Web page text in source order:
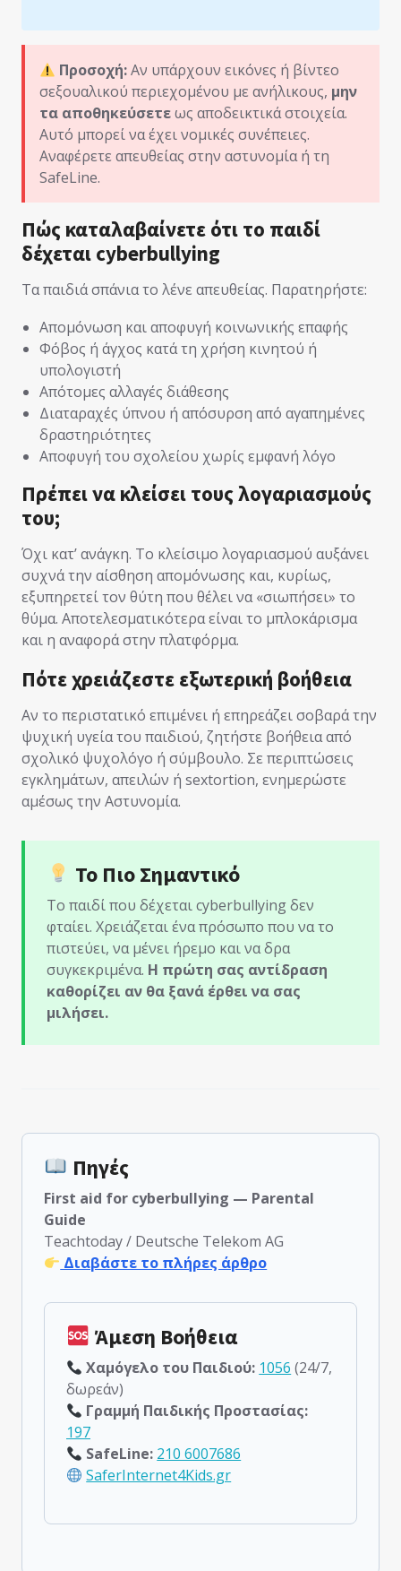
Προσοχή:Αν υπάρχουν εικόνες ή βίντεο
σεξουαλικού περιεχομένου με ανήλικους, μην
τα αποθηκεύσετεως αποδεικτικά στοιχεία.
Αυτό μπορεί να έχει νομικές συνέπειες.
Αναφέρετε απευθείας στην αστυνομία ή τη
SafeLine.
Πώς καταλαβαίνετε ότι το παιδί
δέχεται cyberbullying
Τα παιδιά σπάνια το λένε απευθείας. Παρατηρήστε:
Απομόνωση και αποφυγή κοινωνικής επαφής
Φόβος ή άγχος κατά τη χρήση κινητού ή
υπολογιστή
Απότομες αλλαγές διάθεσης
Διαταραχές ύπνου ή απόσυρση από αγαπημένες
δραστηριότητες
Αποφυγή του σχολείου χωρίς εμφανή λόγο
Πρέπει να κλείσει τους λογαριασμούς
του;
Όχι κατ’ ανάγκη. Το κλείσιμο λογαριασμού αυξάνει
συχνά την αίσθηση απομόνωσης και, κυρίως,
εξυπηρετεί τον θύτη που θέλει να «σιωπήσει» το
θύμα. Αποτελεσματικότερα είναι το μπλοκάρισμα
και η αναφορά στην πλατφόρμα.
Πότε χρειάζεστε εξωτερική βοήθεια
Αν το περιστατικό επιμένει ή επηρεάζει σοβαρά την
ψυχική υγεία του παιδιού, ζητήστε βοήθεια από
σχολικό ψυχολόγο ή σύμβουλο. Σε περιπτώσεις
εγκλημάτων, απειλών ή sextortion, ενημερώστε
αμέσως την Αστυνομία.
Το Πιο Σημαντικό
Το παιδί που δέχεται cyberbullying δεν
φταίει. Χρειάζεται ένα πρόσωπο που να το
πιστεύει, να μένει ήρεμο και να δρα
συγκεκριμένα. Η πρώτη σας αντίδραση
καθορίζει αν θα ξανά έρθει να σας
μιλήσει.
Πηγές
First aid for cyberbullying — Parental
Guide
Teachtoday / Deutsche Telekom AG
Διαβάστε το πλήρες άρθρο
Άμεση Βοήθεια
Χαμόγελο του Παιδιού: 1056 (24/7,
δωρεάν)
Γραμμή Παιδικής Προστασίας:
197
SafeLine: 210 6007686
SaferInternet4Kids.gr